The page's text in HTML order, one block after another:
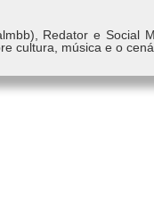
Redator e Social
cultura, música e o